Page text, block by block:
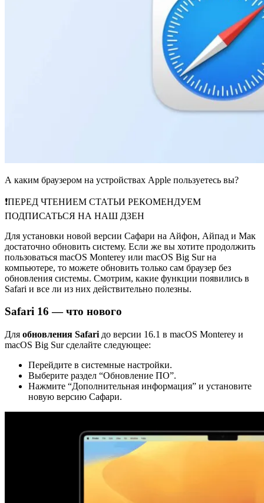
А каким браузером на устройствах Apple пользуетесь вы?
❗️ПЕРЕД ЧТЕНИЕМ СТАТЬИ РЕКОМЕНДУЕМ
ПОДПИСАТЬСЯ НА НАШ ДЗЕН
Для установки новой версии Сафари на Айфон, Айпад и Мак
достаточно обновить систему. Если же вы хотите продолжить
пользоваться macOS Monterey или macOS Big Sur на
компьютере, то можете обновить только сам браузер без
обновления системы. Смотрим, какие функции появились в
Safari и все ли из них действительно полезны.
Safari 16 — что нового
Для обновления Safari до версии 16.1 в macOS Monterey и
macOS Big Sur сделайте следующее:
Перейдите в системные настройки.
Выберите раздел “Обновление ПО”.
Нажмите “Дополнительная информация” и установите
новую версию Сафари.